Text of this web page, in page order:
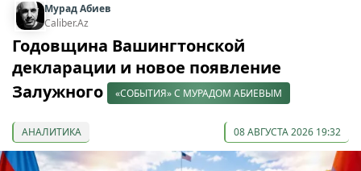
Мурад Абиев
Caliber.Az
Годовщина Вашингтонской
декларации и новое появление
Залужного
«СОБЫТИЯ» С МУРАДОМ АБИЕВЫМ
АНАЛИТИКА 08 АВГУСТА 2026 19:32